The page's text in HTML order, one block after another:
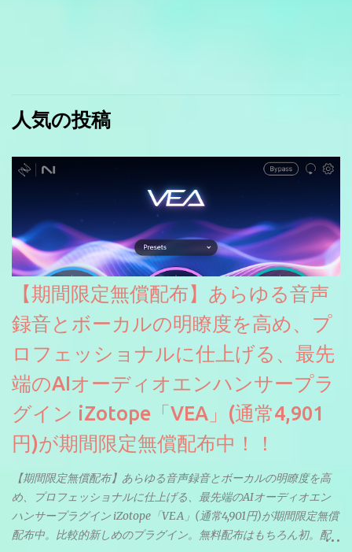
人気の投稿
【期間限定無償配布】あらゆる音声
録音とボーカルの明瞭度を高め、プ
ロフェッショナルに仕上げる、最先
端のAIオーディオエンハンサープラ
グイン iZotope「VEA」(通常4,901
円)が期間限定無償配布中！！
【期間限定無償配布】あらゆる音声録音とボーカルの明瞭度を高
め、プロフェッショナルに仕上げる、最先端のAIオーディオエン
ハンサープラグイン iZotope「VEA」(通常4,901円)が期間限定無償
配布中。比較的新しめのプラグイン。無料配布はもちろん初。配